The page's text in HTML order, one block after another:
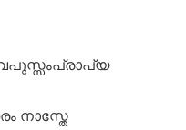
നാസ്തേ